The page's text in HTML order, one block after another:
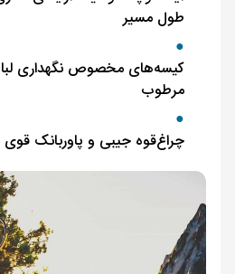
طول مسیر
کیسه‌های مخصوص نگهداری
مرطوب
چراغ‌قوه جیبی و پاوربانک